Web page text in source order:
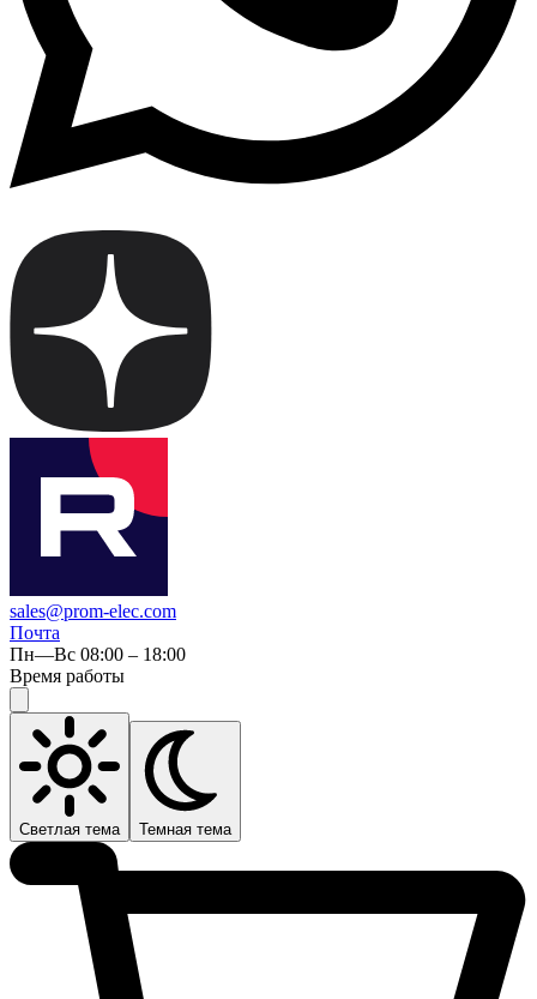
sales@prom-elec.com
Почта
Пн—Вс 08:00 – 18:00
Время работы
Светлая тема Темная тема